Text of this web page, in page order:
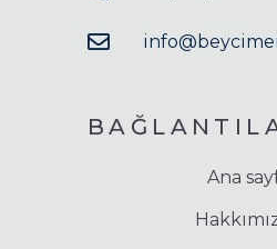
Ana